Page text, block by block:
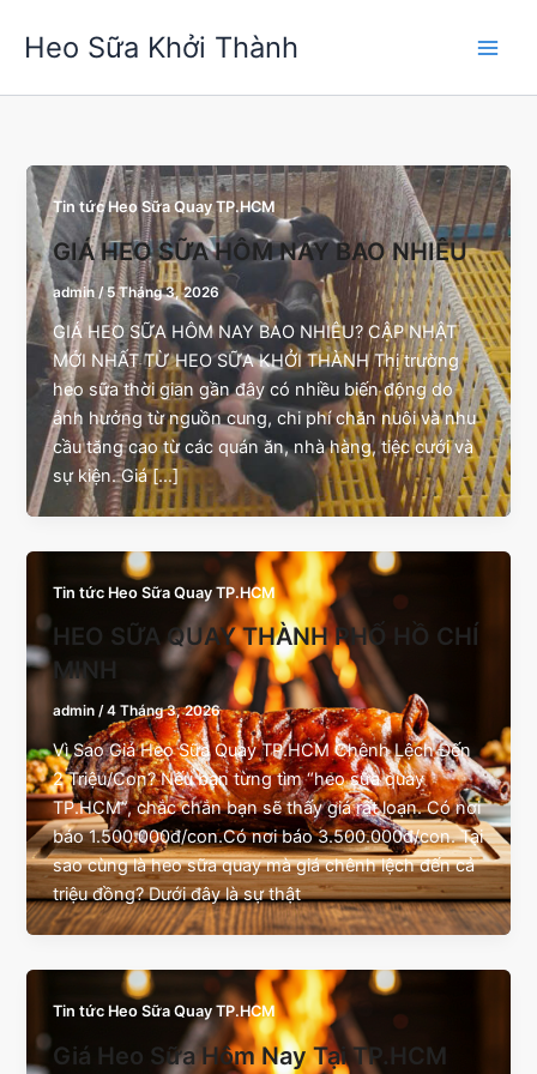
dung
Heo Sữa Khởi Thành
Tin tức Heo Sữa Quay TP.HCM
GIÁ HEO SỮA HÔM NAY BAO NHIÊU
admin/5 Tháng 3, 2026
GIÁ HEO SỮA HÔM NAY BAO NHIÊU? CẬP NHẬT
MỚI NHẤT TỪ HEO SỮA KHỞI THÀNH Thị trường
heo sữa thời gian gần đây có nhiều biến động do
ảnh hưởng từ nguồn cung, chi phí chăn nuôi và nhu
cầu tăng cao từ các quán ăn, nhà hàng, tiệc cưới và
sự kiện. Giá […]
Tin tức Heo Sữa Quay TP.HCM
HEO SỮA QUAY THÀNH PHỐ HỒ CHÍ
MINH
admin/4 Tháng 3, 2026
Vì Sao Giá Heo Sữa Quay TP.HCM Chênh Lệch Đến
2 Triệu/Con? Nếu bạn từng tìm “heo sữa quay
TP.HCM”, chắc chắn bạn sẽ thấy giá rất loạn. Có nơi
báo 1.500.000đ/con.Có nơi báo 3.500.000đ/con. Tại
sao cùng là heo sữa quay mà giá chênh lệch đến cả
triệu đồng? Dưới đây là sự thật
Tin tức Heo Sữa Quay TP.HCM
Giá Heo Sữa Hôm Nay Tại TP.HCM